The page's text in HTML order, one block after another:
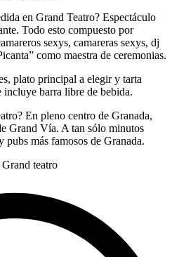
en Grand Teatro? Espectáculo
Todo esto compuesto por
sexys, camareras sexys, dj
como maestra de ceremonias.
plato principal a elegir y tarta
incluye barra libre de bebida.
En pleno centro de Granada,
Grand Vía. A tan sólo minutos
pubs más famosos de Granada.